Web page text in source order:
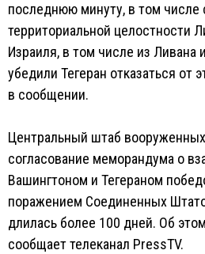
последнюю минуту, в том числе
территориальной целостности
Израиля, в том числе из Ливана
убедили Тегеран отказаться от
в сообщении.
Центральный штаб
согласование меморандума о
Вашингтоном и Тегераном
поражением Соединенных
длилась более 100 дней. Об
сообщает телеканал PressTV.